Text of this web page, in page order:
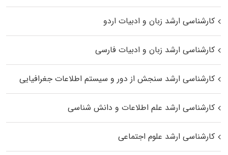
کارشناسی ارشد زبان و ادبیات اردو
کارشناسی ارشد زبان و ادبیات فارسی
کارشناسی ارشد سنجش از دور و سیستم اطلاعات جغرافیایی
کارشناسی ارشد علم اطلاعات و دانش شناسی
کارشناسی ارشد علوم اجتماعی